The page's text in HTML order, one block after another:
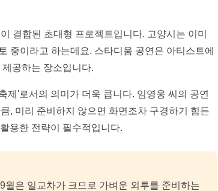
결합된 초대형 프로젝트입니다. 고양시는 이미
중이라고 하는데요. 스타디움 공연은 아티스트에
공하는 장소입니다.
제'로서의 의미가 더욱 큽니다. 임영웅 씨의 공연
, 미리 준비하지 않으면 화면조차 구경하기 힘든
용한 전략이 필수적입니다.
은 일교차가 크므로 가벼운 외투를 준비하는